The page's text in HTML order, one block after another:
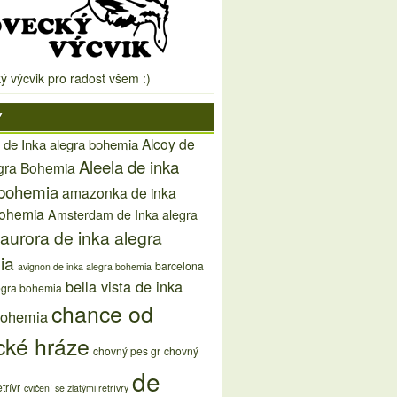
výcvik pro radost všem :)
Inka alegra bohemiaAlcoy de
Bohemia Aleela de inka
amazonka de inka
Amsterdam de Inka alegra
aurora de inka alegra
avignon de inka alegra bohemia barcelona
bohemia bella vista de inka
chance od
hráze chovný pes gr chovný
cvičení se zlatými retrívry de